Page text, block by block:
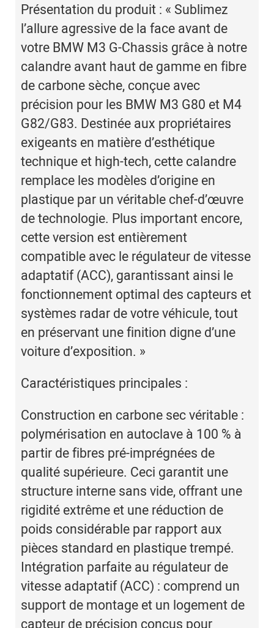
Présentation du produit : « Sublimez
l’allure agressive de la face avant de
votre BMW M3 G-Chassis grâce à notre
calandre avant haut de gamme en fibre
de carbone sèche, conçue avec
précision pour les BMW M3 G80 et M4
G82/G83. Destinée aux propriétaires
exigeants en matière d’esthétique
technique et high-tech, cette calandre
remplace les modèles d’origine en
plastique par un véritable chef-d’œuvre
de technologie. Plus important encore,
cette version est entièrement
compatible avec le régulateur de vitesse
adaptatif (ACC), garantissant ainsi le
fonctionnement optimal des capteurs et
systèmes radar de votre véhicule, tout
en préservant une finition digne d’une
voiture d’exposition. »
Caractéristiques principales :
Construction en carbone sec véritable :
polymérisation en autoclave à 100 % à
partir de fibres pré-imprégnées de
qualité supérieure. Ceci garantit une
structure interne sans vide, offrant une
rigidité extrême et une réduction de
poids considérable par rapport aux
pièces standard en plastique trempé.
Intégration parfaite au régulateur de
vitesse adaptatif (ACC) : comprend un
support de montage et un logement de